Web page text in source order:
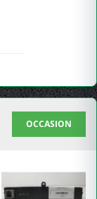
OCCASION